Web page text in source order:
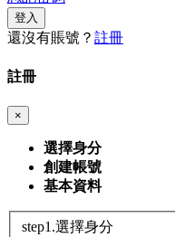
登入
還沒有賬號？ 註冊
註冊
×
選擇身分
創建帳號
基本資料
step1.選擇身分